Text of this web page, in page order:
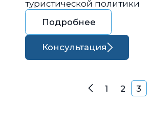
туристической политики
Подробнее
Консультация
Назад
1 2 3